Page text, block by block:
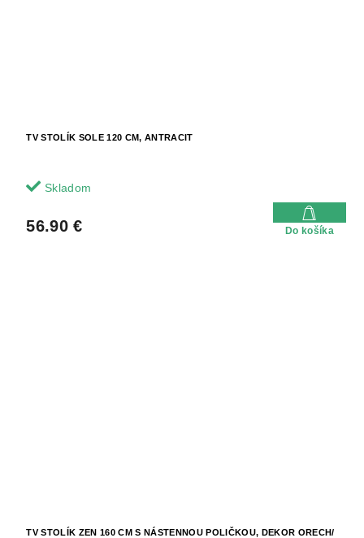
TV STOLÍK SOLE 120 CM, ANTRACIT
Skladom
56.90 € Do košíka
TV STOLÍK ZEN 160 CM S NÁSTENNOU POLIČKOU, DEKOR ORECH/